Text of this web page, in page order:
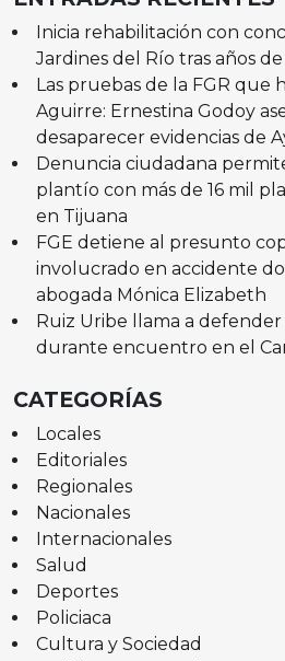
Inicia rehabilitación con
Jardines del Río tras años
Las pruebas de la FGR que
Aguirre: Ernestina Godoy
desaparecer evidencias de
Denuncia ciudadana
plantío con más de 16 mil
en Tijuana
FGE detiene al presunto
involucrado en accidente
abogada Mónica Elizabeth
Ruiz Uribe llama a defender
durante encuentro en el
CATEGORÍAS
Locales
Editoriales
Regionales
Nacionales
Internacionales
Salud
Deportes
Policiaca
Cultura y Sociedad